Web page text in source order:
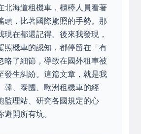
北海道租機車，櫃檯人員看著
頭，比著國際駕照的手勢。那
現在都還記得。後來我發現，
照機車的認知，都停留在「有
略了細節，導致在國外租車被
發生糾紛。這篇文章，就是我
韓、泰國、歐洲租機車的經
監理站、研究各國規定的心
開所有坑。